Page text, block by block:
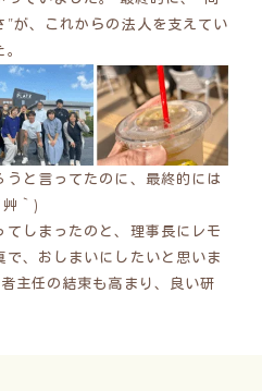
が、これからの法人を支えてい
と言ってたのに、最終的には
｀)
しまったのと、理事長にレモ
、おしまいにしたいと思いま
主任の結束も高まり、良い研